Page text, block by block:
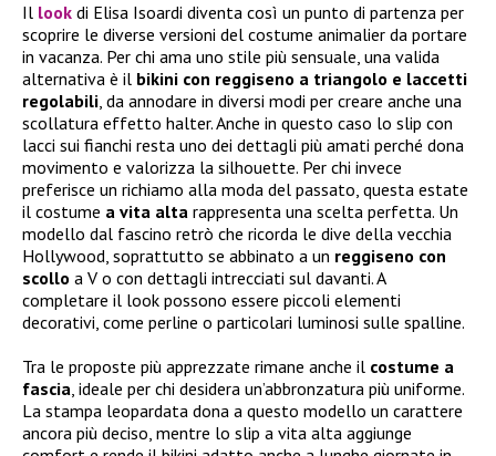
Il look di Elisa Isoardi diventa così un punto di partenza per
scoprire le diverse versioni del costume animalier da portare
in vacanza. Per chi ama uno stile più sensuale, una valida
alternativa è il bikini con reggiseno a triangolo e laccetti
regolabili, da annodare in diversi modi per creare anche una
scollatura effetto halter. Anche in questo caso lo slip con
lacci sui fianchi resta uno dei dettagli più amati perché dona
movimento e valorizza la silhouette. Per chi invece
preferisce un richiamo alla moda del passato, questa estate
il costume a vita alta rappresenta una scelta perfetta. Un
modello dal fascino retrò che ricorda le dive della vecchia
Hollywood, soprattutto se abbinato a un reggiseno con
scollo a V o con dettagli intrecciati sul davanti. A
completare il look possono essere piccoli elementi
decorativi, come perline o particolari luminosi sulle spalline.
Tra le proposte più apprezzate rimane anche il costume a
fascia, ideale per chi desidera un’abbronzatura più uniforme.
La stampa leopardata dona a questo modello un carattere
ancora più deciso, mentre lo slip a vita alta aggiunge